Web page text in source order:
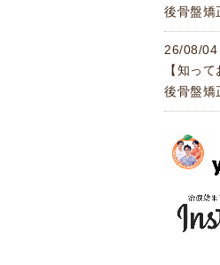
後骨盤矯
26/08/04
【知っ
後骨盤矯